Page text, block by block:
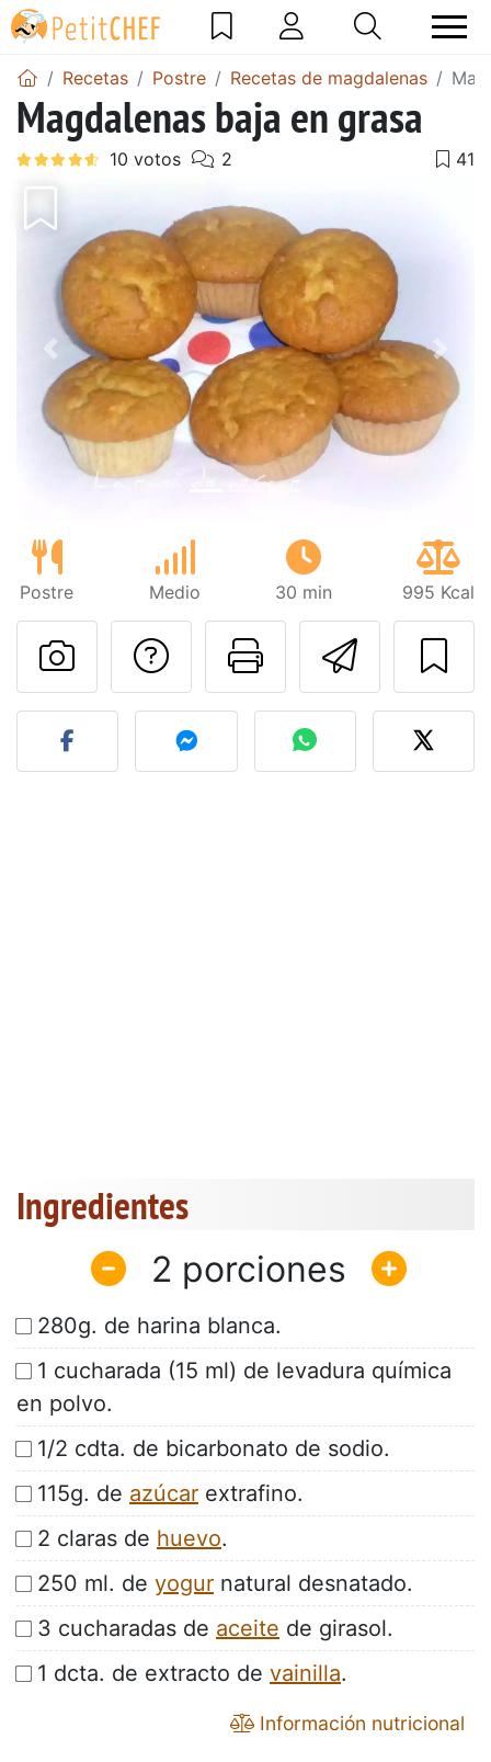
Recetas Postre Recetas de magdalenas
Magdalenas baja en grasa
Anterior
Postre Medio 30 min 995 Kcal
Imprimir
Preguntar al autor
Publicar la foto de esta
Ingredientes
2
280g. de harina blanca.
1 cucharada (15 ml) de levadura química
en polvo.
1/2 cdta. de bicarbonato de sodio.
115g. de azúcar extrafino.
2 claras de huevo.
250 ml. de yogur natural desnatado.
3 cucharadas de aceite de girasol.
1 dcta. de extracto de vainilla.
Información nutricional